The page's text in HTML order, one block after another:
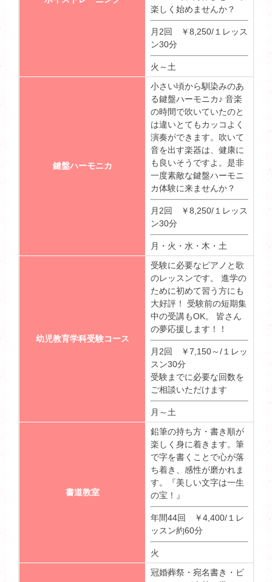
楽しく始めませんか？
月2回 ￥8,250/１レッス
ン30分
火～土
鍵盤ハーモニカ
小さい頃から馴染みのあ
る鍵盤ハーモニカ♪ 音楽
の時間で吹いていたのと
は違いとてもカッコよく
演奏ができます。吹いて
音を出す楽器は、健康に
も良いそうですよ。是非
一度素敵な鍵盤ハーモニ
カ体験に来ませんか？
月2回 ￥8,250/１レッス
ン30分
月・火・水・木・土
幼児教育学科受験コース
受験に必要なピアノと歌
のレッスンです。 進学の
ために初めて習う方にも
大好評！ 受験前の短期集
中の受講もOK。 皆さん
の夢応援します！！
月2回 ￥7,150～/１レッ
スン30分
受験までに必要な回数を
ご相談いただけます
月～土
書道教室
鉛筆の持ち方・書き順が
楽しく身に着きます。筆
で字を書くことで心が落
ち着き、感性が磨かれま
す。『美しい文字は一生
の宝！』
年間44回 ￥4,400/１レ
ッスン約60分
火
冠婚葬祭・宛名書き・ビ